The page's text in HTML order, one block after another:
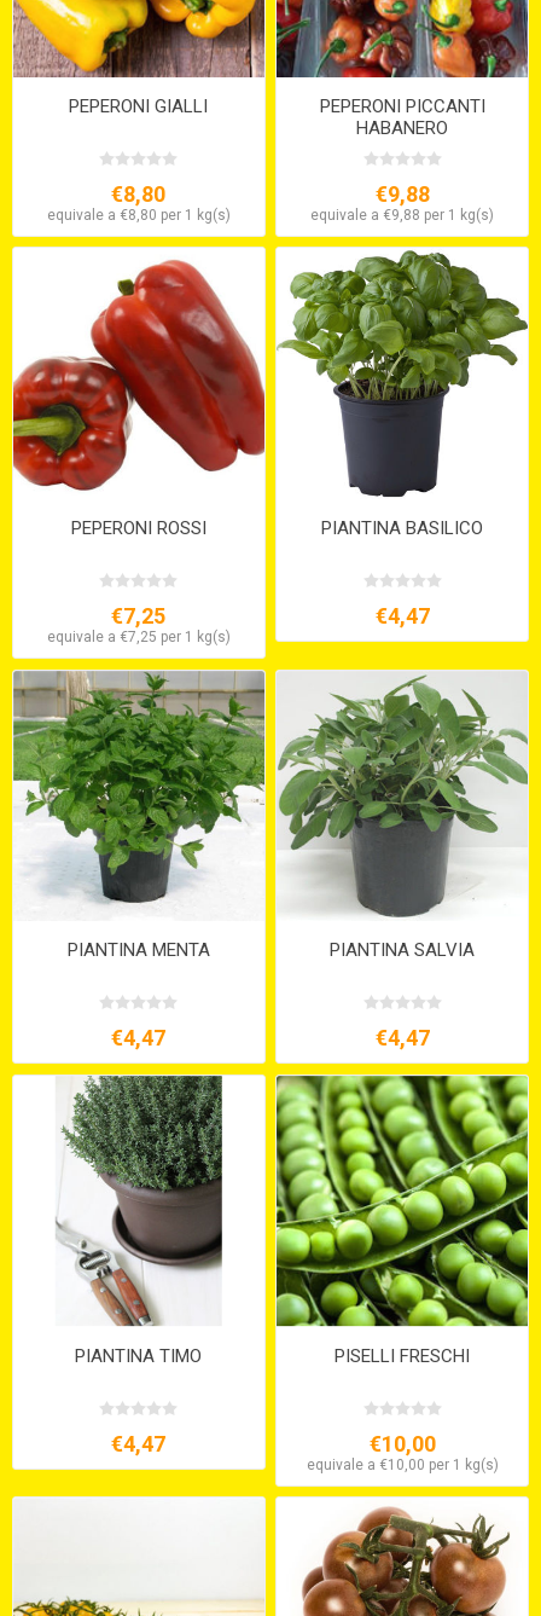
PEPERONI GIALLI
€8,80
equivale a €8,80 per 1 kg(s)
PEPERONI PICCANTI
HABANERO
€9,88
equivale a €9,88 per 1 kg(s)
PEPERONI ROSSI
€7,25
equivale a €7,25 per 1 kg(s)
PIANTINA BASILICO
€4,47
PIANTINA MENTA
€4,47
PIANTINA SALVIA
€4,47
PIANTINA TIMO
€4,47
PISELLI FRESCHI
€10,00
equivale a €10,00 per 1 kg(s)